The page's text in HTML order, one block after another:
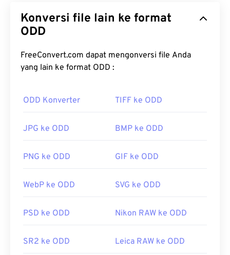
menyimpan gambar vektor dan bitmap. Microsoft
merancang WMF untuk berbagi data grafis antar
dari Enhanced Windows Metafile (EMF) 32-bit.
WMF?
menggunakan program gambar yang kompatibel,
populer lainnya yang dapat membuka WMF di
Penampil alternatif yang patut dicoba adalah
Windows antara lain
PhotoFiltre Studio, Ability
alternatif yang bagus adalahWMF Converter Pro
Konversi file lain ke format
ODD
FreeConvert.com dapat mengonversi file Anda
yang lain ke format ODD :
ODD Konverter TIFF ke ODD
JPG ke ODD BMP ke ODD
PNG ke ODD GIF ke ODD
WebP ke ODD SVG ke ODD
PSD ke ODD Nikon RAW ke ODD
SR2 ke ODD Leica RAW ke ODD